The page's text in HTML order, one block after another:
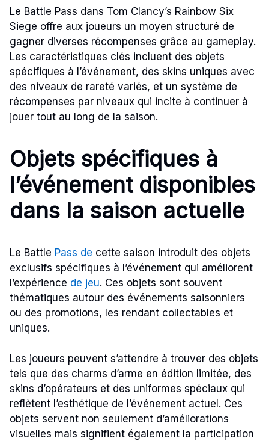
Le Battle Pass dans Tom Clancy’s Rainbow Six
Siege offre aux joueurs un moyen structuré de
gagner diverses récompenses grâce au gameplay.
Les caractéristiques clés incluent des objets
spécifiques à l’événement, des skins uniques avec
des niveaux de rareté variés, et un système de
récompenses par niveaux qui incite à continuer à
jouer tout au long de la saison.
Objets spécifiques à
l’événement disponibles
dans la saison actuelle
Le Battle Pass de cette saison introduit des objets
exclusifs spécifiques à l’événement qui améliorent
l’expérience de jeu. Ces objets sont souvent
thématiques autour des événements saisonniers
ou des promotions, les rendant collectables et
uniques.
Les joueurs peuvent s’attendre à trouver des objets
tels que des charms d’arme en édition limitée, des
skins d’opérateurs et des uniformes spéciaux qui
reflètent l’esthétique de l’événement actuel. Ces
objets servent non seulement d’améliorations
visuelles mais signifient également la participation